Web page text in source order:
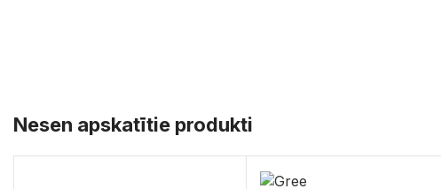
Nesen apskatītie produkti